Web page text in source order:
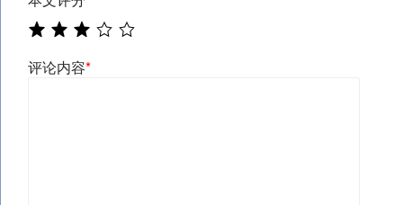
评论内容*